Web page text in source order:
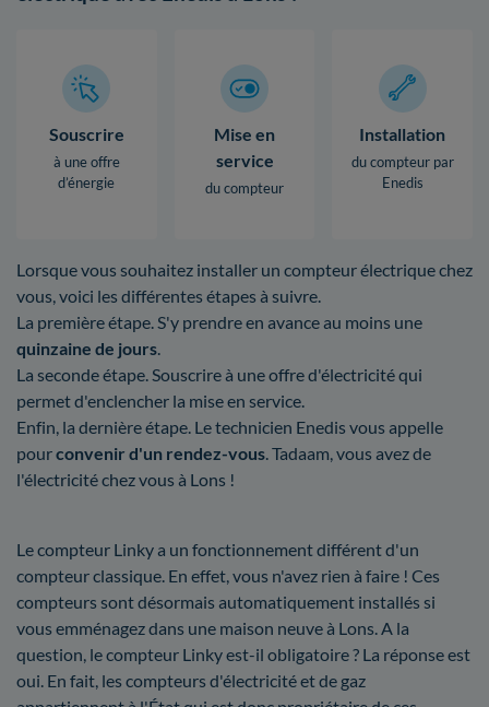
Souscrire
à une offre
d’énergie
Mise en
service
du compteur
Installation
du compteur par
Enedis
Lorsque vous souhaitez installer un compteur électrique chez
vous, voici les différentes étapes à suivre.
La première étape. S'y prendre en avance au moins une
quinzaine de jours.
La seconde étape. Souscrire à une offre d'électricité qui
permet d'enclencher la mise en service.
Enfin, la dernière étape. Le technicien Enedis vous appelle
pourconvenir d'un rendez-vous. Tadaam, vous avez de
l'électricité chez vous à Lons !
Le compteur Linky a un fonctionnement différent d'un
compteur classique. En effet, vous n'avez rien à faire ! Ces
compteurs sont désormais automatiquement installés si
vous emménagez dans une maison neuve à Lons. A la
question, le compteur Linky est-il obligatoire ? La réponse est
oui. En fait, les compteurs d'électricité et de gaz